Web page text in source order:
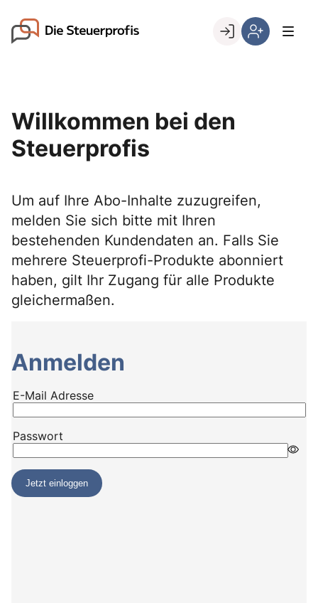
content
Go to landing page.
sind
Willkommen bei den
Steuerprofis
Um auf Ihre Abo-Inhalte zuzugreifen,
melden Sie sich bitte mit Ihren
bestehenden Kundendaten an. Falls Sie
mehrere Steuerprofi-Produkte abonniert
haben, gilt Ihr Zugang für alle Produkte
gleichermaßen.
Anmelden